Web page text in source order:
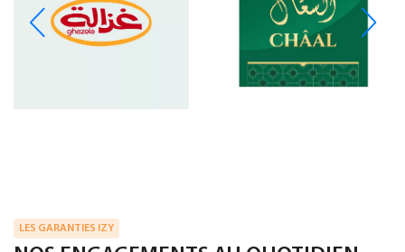
LES GARANTIES IZY